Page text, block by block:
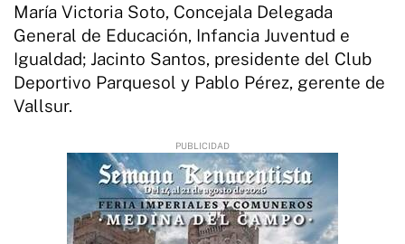
María Victoria Soto, Concejala Delegada
General de Educación, Infancia Juventud e
Igualdad; Jacinto Santos, presidente del Club
Deportivo Parquesol y Pablo Pérez, gerente de
Vallsur.